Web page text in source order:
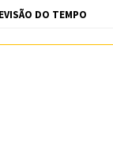
DO TEMPO